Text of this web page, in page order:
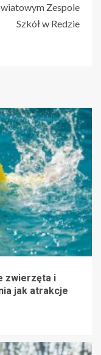
Zespole
Szkół w Redzie
zwierzęta i
jak atrakcje